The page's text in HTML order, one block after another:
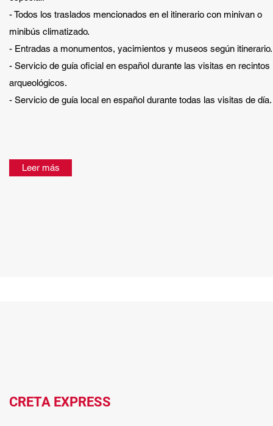
- Todos los traslados mencionados en el itinerario con minivan o
minibús climatizado.
- Entradas a monumentos, yacimientos y museos según itinerario.
- Servicio de guía oficial en español durante las visitas en recintos
arqueológicos.
- Servicio de guía local en español durante todas las visitas de día.
Leer más
CRETA EXPRESS